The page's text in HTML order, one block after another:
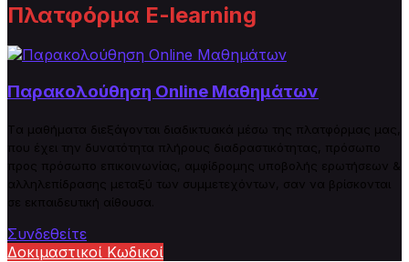
Πλατφόρμα E-learning
Παρακολούθηση Online Μαθημάτων
Tα μαθήματα διεξάγονται διαδικτυακά μέσω της πλατφόρμας μας,
που έχει την δυνατότητα πλήρους διαδραστικότητας, πρόσωπο
προς πρόσωπο επικοινωνίας, αμφίδρομης υποβολής ερωτήσεων &
αλληλεπίδρασης μεταξύ των συμμετεχόντων, σαν να βρίσκονται
σε εκπαιδευτική αίθουσα.
Συνδεθείτε
Δοκιμαστικοί Κωδικοί